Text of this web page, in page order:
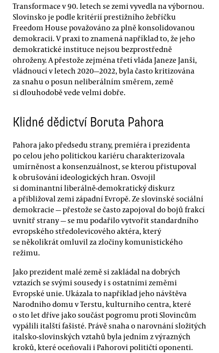
Transformace v 90. letech se zemi vyvedla na výbornou.
Slovinsko je podle kritérií prestižního žebříčku
Freedom House považováno za plně konsolidovanou
demokracii. V praxi to znamená například to, že jeho
demokratické instituce nejsou bezprostředně
ohroženy. A přestože zejména třetí vláda Janeze Janši,
vládnoucí v letech 2020—2022, byla často kritizována
za snahu o posun neliberálním směrem, země
si dlouhodobě vede velmi dobře.
Klidné dědictví Boruta Pahora
Pahora jako předsedu strany, premiéra i prezidenta
po celou jeho politickou kariéru charakterizovala
umírněnost a konsenzuálnost, se kterou přistupoval
k obrušování ideologických hran. Osvojil
si dominantní liberálně-demokratický diskurz
a přibližoval zemi západní Evropě. Ze slovinské sociální
demokracie — přestože se často zapojoval do bojů frakcí
uvnitř strany — se mu podařilo vytvořit standardního
evropského středolevicového aktéra, který
se několikrát omluvil za zločiny komunistického
režimu.
Jako prezident malé země si zakládal na dobrých
vztazích se svými sousedy i s ostatními zeměmi
Evropské unie. Ukázala to například jeho návštěva
Narodniho domu v Terstu, kulturního centra, které
o sto let dříve jako součást pogromu proti Slovincům
vypálili italští fašisté. Právě snaha o narovnání složitých
italsko-slovinských vztahů byla jedním z výrazných
kroků, které oceňovali i Pahorovi političtí oponenti.